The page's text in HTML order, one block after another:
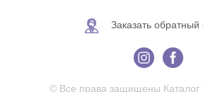
Заказать обратный
© Все права защищены Каталог